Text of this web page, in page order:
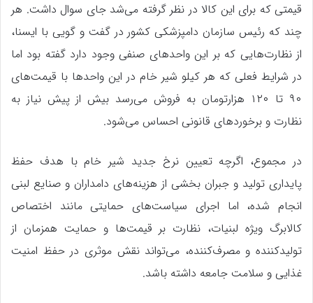
قیمتی که برای این کالا در نظر گرفته می‌شد جای سوال داشت. هر
چند که رئیس سازمان دامپزشکی کشور در گفت و گویی با ایسنا،
از نظارت‌هایی که بر این واحدهای صنفی وجود دارد گفته بود اما
در شرایط فعلی که هر کیلو شیر خام در این واحدها با قیمت‌های
۹۰ تا ۱۲۰ هزارتومان به فروش می‌رسد بیش از پیش نیاز به
نظارت و برخوردهای قانونی احساس می‌شود.
در مجموع، اگرچه تعیین نرخ جدید شیر خام با هدف حفظ
پایداری تولید و جبران بخشی از هزینه‌های دامداران و صنایع لبنی
انجام شده، اما اجرای سیاست‌های حمایتی مانند اختصاص
کالابرگ ویژه لبنیات، نظارت بر قیمت‌ها و حمایت همزمان از
تولیدکننده و مصرف‌کننده، می‌تواند نقش موثری در حفظ امنیت
غذایی و سلامت جامعه داشته باشد.